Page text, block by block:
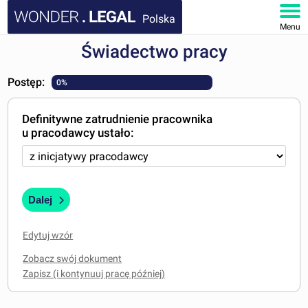
Polska
Menu
STRONA GŁÓWNA
DOKUMENTY
FAQ
MOJE KONTO
Świadectwo pracy
Postęp: 0%
Definitywne zatrudnienie pracownika
u pracodawcy ustało:
Dalej
Edytuj wzór
Zobacz swój dokument